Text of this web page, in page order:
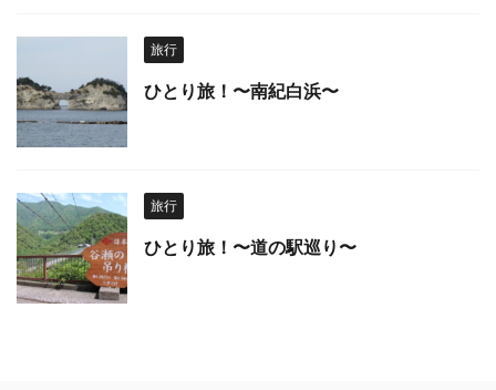
旅行
ひとり旅！〜南紀白浜〜
旅行
ひとり旅！〜道の駅巡り〜